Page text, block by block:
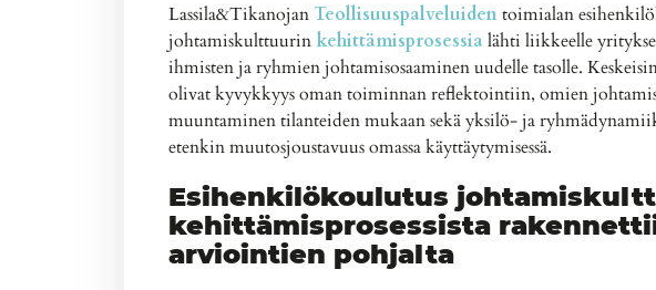
Lassila&TikanojanTeollisuuspalveluidentoimialan
johtamiskulttuurin kehittämisprosessialähti liikkeelle
ihmisten ja ryhmien johtamisosaaminen uudelle tasolle.
olivat​ kyvykkyys oman toiminnan reflektointiin, omien
muuntaminen tilanteiden mukaan​ sekä yksilö- ja
etenkin muutosjoustavuus omassa käyttäytymisessä.
Esihenkilökoulutus
kehittämisprosessista
arviointien pohjalta